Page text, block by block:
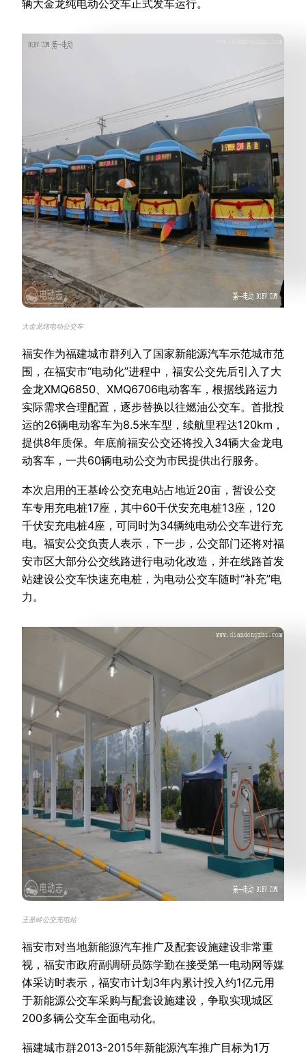
辆大金龙纯电动公交车正式发车运行。
大金龙纯电动公交车
福安作为福建城市群列入了国家新能源汽车示范城市范
围，在福安市“电动化”进程中，福安公交先后引入了大
金龙XMQ6850、XMQ6706电动客车，根据线路运力
实际需求合理配置，逐步替换以往燃油公交车。首批投
运的26辆电动客车为8.5米车型，续航里程达120km，
提供8年质保。年底前福安公交还将投入34辆大金龙电
动客车，一共60辆电动公交为市民提供出行服务。
本次启用的王基岭公交充电站占地近20亩，暂设公交
车专用充电桩17座，其中60千伏安充电桩13座，120
千伏安充电桩4座，可同时为34辆纯电动公交车进行充
电。福安公交负责人表示，下一步，公交部门还将对福
安市区大部分公交线路进行电动化改造，并在线路首发
站建设公交车快速充电桩，为电动公交车随时“补充”电
力。
王基岭公交充电站
福安市对当地新能源汽车推广及配套设施建设非常重
视，福安市政府副调研员陈学勤在接受第一电动网等媒
体采访时表示，福安市计划3年内累计投入约1亿元用
于新能源公交车采购与配套设施建设，争取实现城区
200多辆公交车全面电动化。
福建城市群2013-2015年新能源汽车推广目标为1万